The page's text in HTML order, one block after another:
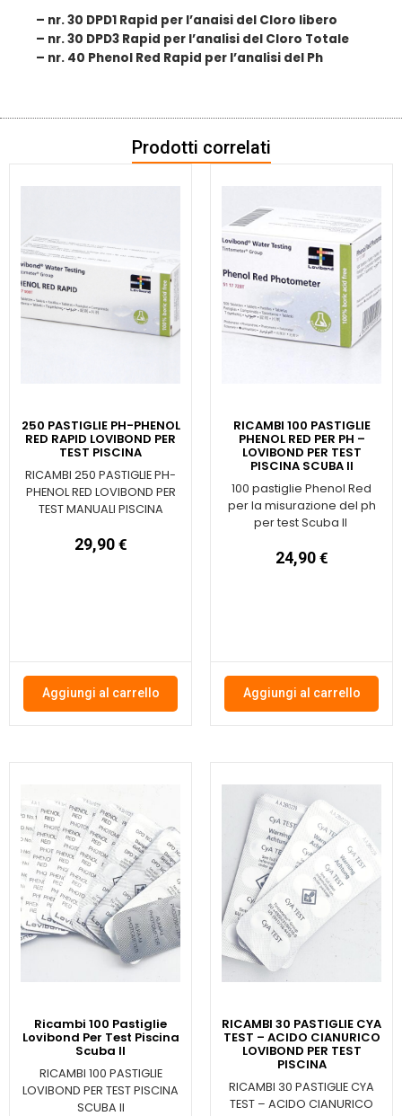
– nr. 30 DPD1 Rapid per l’anaisi del Cloro libero
– nr. 30 DPD3 Rapid per l’analisi del Cloro Totale
– nr. 40 Phenol Red Rapid per l’analisi del Ph
Prodotti correlati
250 PASTIGLIE PH-PHENOL
RED RAPID LOVIBOND PER
TEST PISCINA
RICAMBI 250 PASTIGLIE PH-
PHENOL RED LOVIBOND PER
TEST MANUALI PISCINA
29,90 €
Aggiungi al carrello
RICAMBI 100 PASTIGLIE
PHENOL RED PER PH –
LOVIBOND PER TEST
PISCINA SCUBA II
100 pastiglie Phenol Red
per la misurazione del ph
per test Scuba II
24,90 €
Aggiungi al carrello
Ricambi 100 Pastiglie
Lovibond Per Test Piscina
Scuba II
RICAMBI 100 PASTIGLIE
LOVIBOND PER TEST PISCINA
SCUBA II
RICAMBI 30 PASTIGLIE CYA
TEST – ACIDO CIANURICO
LOVIBOND PER TEST
PISCINA
RICAMBI 30 PASTIGLIE CYA
TEST – ACIDO CIANURICO